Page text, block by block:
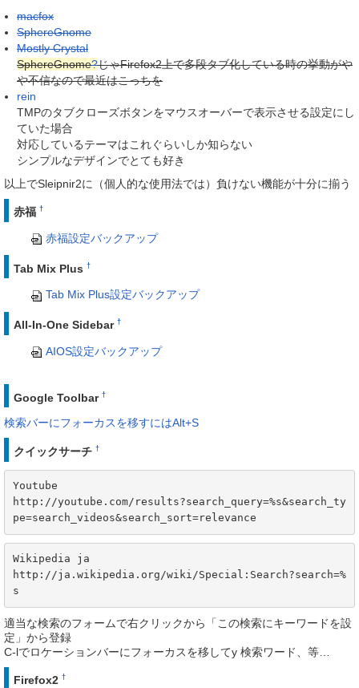
macfox
SphereGnome
Mostly Crystal
SphereGnome?じゃFirefox2上で多段タブ化している時の挙動がや
や不信なので最近はこっちを
rein
TMPのタブクローズボタンをマウスオーバーで表示させる設定にし
ていた場合
対応しているテーマはこれぐらいしか知らない
シンプルなデザインでとても好き
以上でSleipnir2に（個人的な使用法では）負けない機能が十分に揃う
赤福 †
赤福設定バックアップ
Tab Mix Plus †
Tab Mix Plus設定バックアップ
All-In-One Sidebar †
AIOS設定バックアップ
Google Toolbar †
検索バーにフォーカスを移すにはAlt+S
クイックサーチ †
Youtube
http://youtube.com/results?search_query=%s&search_ty
pe=search_videos&search_sort=relevance
Wikipedia ja
http://ja.wikipedia.org/wiki/Special:Search?search=%
s
適当な検索のフォームで右クリックから「この検索にキーワードを設
定」から登録
C-lでロケーションバーにフォーカスを移してy 検索ワード、等…
Firefox2 †